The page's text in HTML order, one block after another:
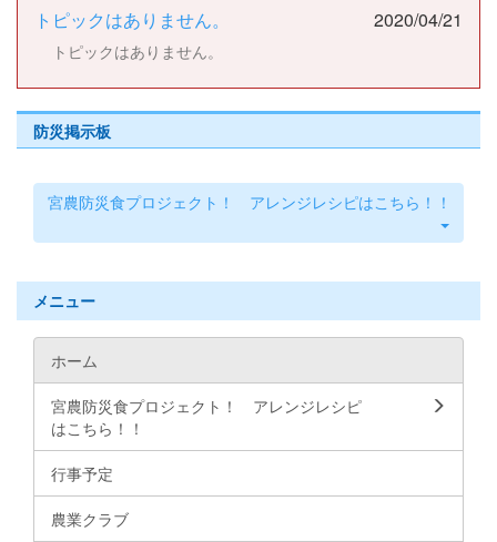
トピックはありません。 2020/04/21
トピックはありません。
防災掲示板
宮農防災食プロジェクト！ アレンジレシピはこちら！！
メニュー
ホーム
宮農防災食プロジェクト！ アレンジレシピ
はこちら！！
行事予定
農業クラブ